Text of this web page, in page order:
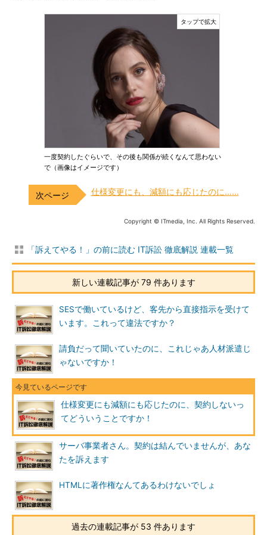
一度契約したぐらいで、その後も関係が続くなんて思わない
で（画像はイメージです）
仕様変更にも、減額にも応じたのに……
Copyright © ITmedia, Inc. All Rights Reserved.
「訴えてやる！」の前に読む IT訴訟 徹底解説 連載一覧
新しい連載記事が 79 件あります
SESで働いているけど、客先から直接指示を受けて
います。これって違法ですか？
請負だって聞いていたのに、これじゃあ人材派遣じ
ゃないですか！
仕様変更にも減額にも応じたのに、契約しないっ
てどういうことですか！
サーバ事業者さん。契約は結んでいませんが、あな
たを訴えます
HTMLに著作権なんてあるわけないでしょ
過去の連載記事が 53 件あります